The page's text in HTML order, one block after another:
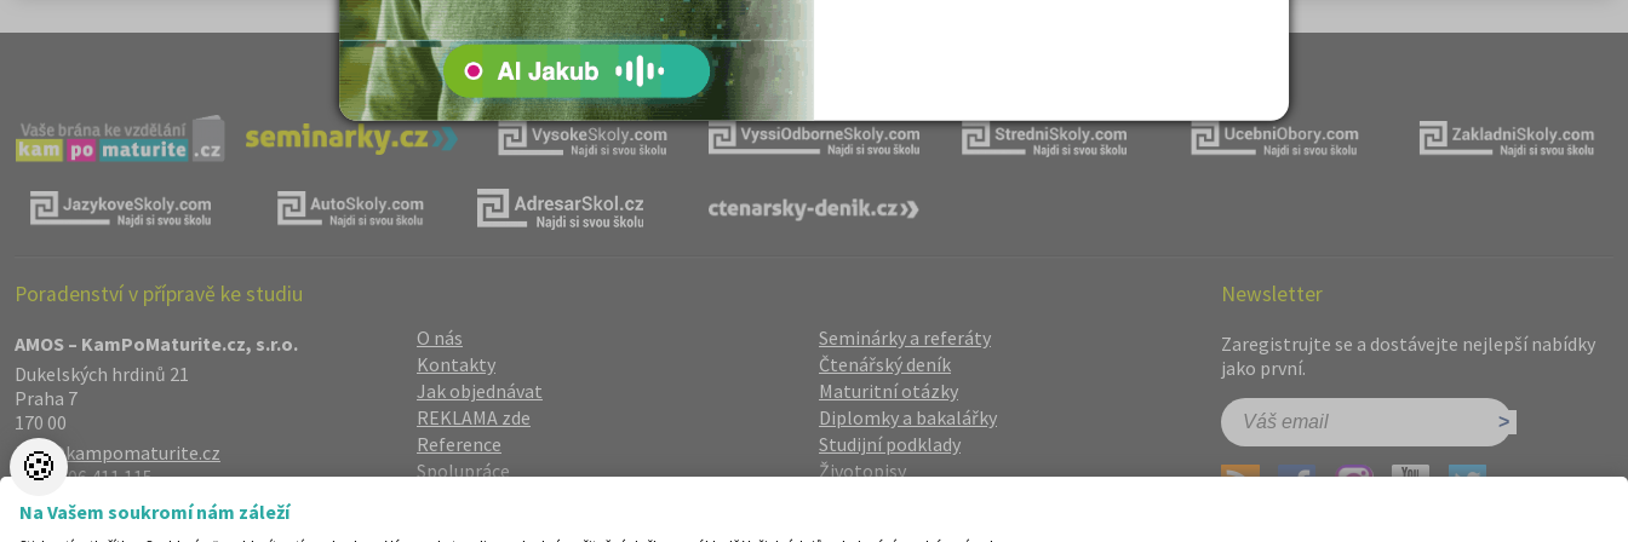
Naše projekty
Poradenství v přípravě ke studiu
AMOS – KamPoMaturite.cz, s.r.o.
Dukelských hrdinů 21
Praha 7
170 00
info@kampomaturite.cz
+420 606 411 115
O nás
Kontakty
Jak objednávat
REKLAMA zde
Reference
Spolupráce
Seminárky a referáty
Čtenářský deník
Maturitní otázky
Diplomky a bakalářky
Studijní podklady
Životopisy
Newsletter
Zaregistrujte se a dostávejte nejlepší nabídky
jako první.
🍪
Na Vašem soukromí nám záleží